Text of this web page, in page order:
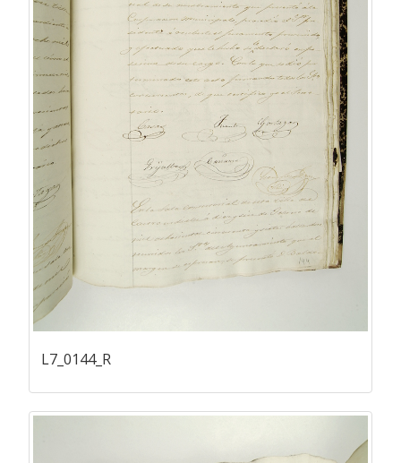
L7_0144_R